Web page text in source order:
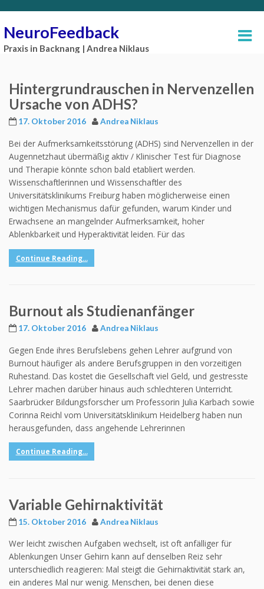
NeuroFeedback
Praxis in Backnang | Andrea Niklaus
Hintergrundrauschen in Nervenzellen
Ursache von ADHS?
17. Oktober 2016 Andrea Niklaus
Bei der Aufmerksamkeitsstörung (ADHS) sind Nervenzellen in der
Augennetzhaut übermäßig aktiv / Klinischer Test für Diagnose
und Therapie könnte schon bald etabliert werden.
Wissenschaftlerinnen und Wissenschaftler des
Universitätsklinikums Freiburg haben möglicherweise einen
wichtigen Mechanismus dafür gefunden, warum Kinder und
Erwachsene an mangelnder Aufmerksamkeit, hoher
Ablenkbarkeit und Hyperaktivität leiden. Für das
Continue Reading...
Burnout als Studienanfänger
17. Oktober 2016 Andrea Niklaus
Gegen Ende ihres Berufslebens gehen Lehrer aufgrund von
Burnout häufiger als andere Berufsgruppen in den vorzeitigen
Ruhestand. Das kostet die Gesellschaft viel Geld, und gestresste
Lehrer machen darüber hinaus auch schlechteren Unterricht.
Saarbrücker Bildungsforscher um Professorin Julia Karbach sowie
Corinna Reichl vom Universitätsklinikum Heidelberg haben nun
herausgefunden, dass angehende Lehrerinnen
Continue Reading...
Variable Gehirnaktivität
15. Oktober 2016 Andrea Niklaus
Wer leicht zwischen Aufgaben wechselt, ist oft anfälliger für
Ablenkungen Unser Gehirn kann auf denselben Reiz sehr
unterschiedlich reagieren: Mal steigt die Gehirnaktivität stark an,
ein anderes Mal nur wenig. Menschen, bei denen diese